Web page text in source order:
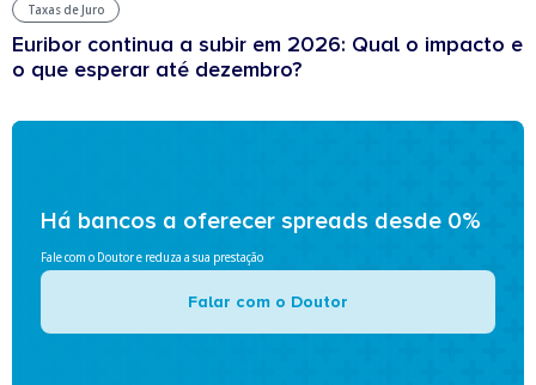
Taxas de Juro
Euribor continua a subir em 2026: Qual o impacto e
o que esperar até dezembro?
Há bancos a oferecer spreads desde 0%
Fale com o Doutor e reduza a sua prestação
Falar com o Doutor